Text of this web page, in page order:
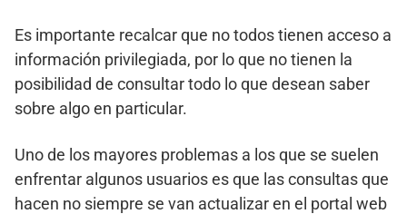
Es importante recalcar que no todos tienen acceso a
información privilegiada, por lo que no tienen la
posibilidad de consultar todo lo que desean saber
sobre algo en particular.
Uno de los mayores problemas a los que se suelen
enfrentar algunos usuarios es que las consultas que
hacen no siempre se van actualizar en el portal web